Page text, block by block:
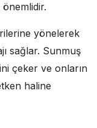
yönelerek
sağlar. Sunmuş
çeker ve onların
haline